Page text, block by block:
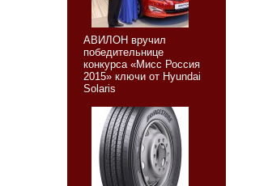
АВИЛОН вручил
победительнице
конкурса «Мисс Россия
2015» ключи от Hyundai
Solaris